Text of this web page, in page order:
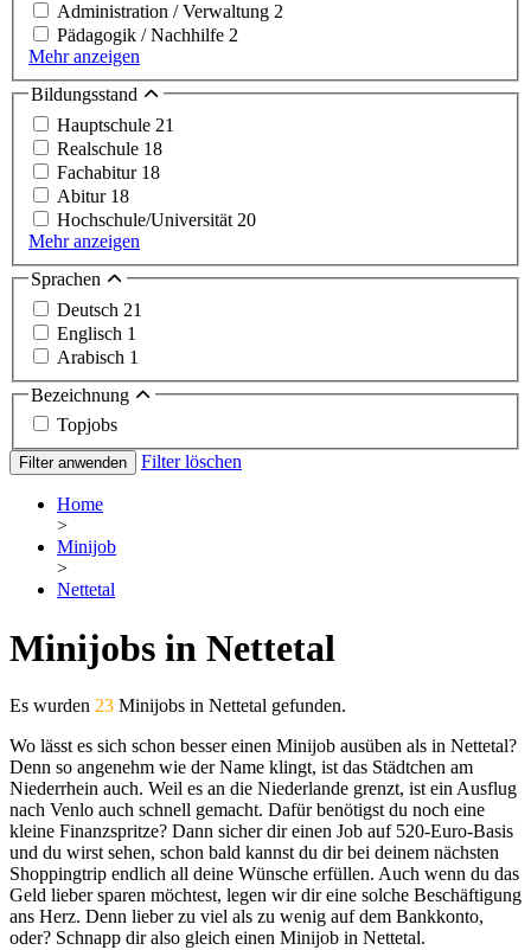
Administration / Verwaltung 2
Pädagogik / Nachhilfe 2
Mehr anzeigen
Bildungsstand
Hauptschule 21
Realschule 18
Fachabitur 18
Abitur 18
Hochschule/Universität 20
Mehr anzeigen
Sprachen
Deutsch 21
Englisch 1
Arabisch 1
Bezeichnung
Topjobs
Filter anwenden Filter löschen
Home
>
Minijob
>
Nettetal
Minijobs in Nettetal
Es wurden 23 Minijobs in Nettetal gefunden.
Wo lässt es sich schon besser einen Minijob ausüben als in Nettetal?
Denn so angenehm wie der Name klingt, ist das Städtchen am
Niederrhein auch. Weil es an die Niederlande grenzt, ist ein Ausflug
nach Venlo auch schnell gemacht. Dafür benötigst du noch eine
kleine Finanzspritze? Dann sicher dir einen Job auf 520-Euro-Basis
und du wirst sehen, schon bald kannst du dir bei deinem nächsten
Shoppingtrip endlich all deine Wünsche erfüllen. Auch wenn du das
Geld lieber sparen möchtest, legen wir dir eine solche Beschäftigung
ans Herz. Denn lieber zu viel als zu wenig auf dem Bankkonto,
oder? Schnapp dir also gleich einen Minijob in Nettetal.